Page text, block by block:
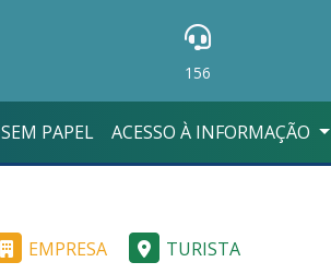
156
SEM PAPEL ACESSO À INFORMAÇÃO
EMPRESA TURISTA